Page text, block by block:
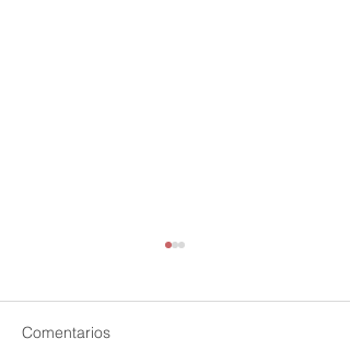
Comentarios